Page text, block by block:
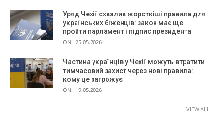
Уряд Чехії схвалив жорсткіші правила для
українських біженців: закон має ще
пройти парламент і підпис президента
ON: 25.05.2026
Частина українців у Чехії можуть втратити
тимчасовий захист через нові правила:
кому це загрожує
ON: 19.05.2026
VIEW ALL